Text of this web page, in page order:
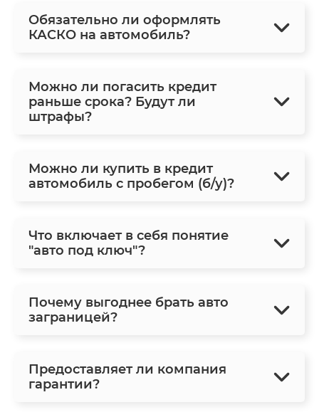
Обязательно ли оформлять
КАСКО на автомобиль?
Можно ли погасить кредит
раньше срока? Будут ли
штрафы?
Можно ли купить в кредит
автомобиль с пробегом (б/у)?
Что включает в себя понятие
"авто под ключ"?
Почему выгоднее брать авто
заграницей?
Предоставляет ли компания
гарантии?